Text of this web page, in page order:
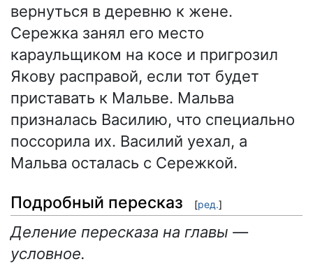
вернуться в деревню к жене.
Сережка занял его место
караульщиком на косе и пригрозил
Якову расправой, если тот будет
приставать к Мальве. Мальва
призналась Василию, что специально
поссорила их. Василий уехал, а
Мальва осталась с Сережкой.
Подробный пересказ [ред.]
Деление пересказа на главы —
условное.